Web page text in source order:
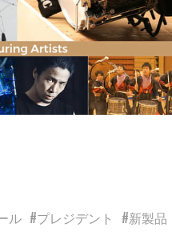
ル #プレジデント #新製品